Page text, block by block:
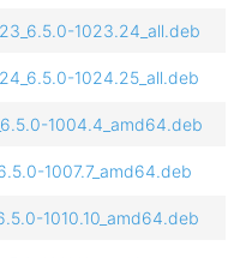
1023.24_all.deb
1024.25_all.deb
1004.4_amd64.deb
1007.7_amd64.deb
1010.10_amd64.deb